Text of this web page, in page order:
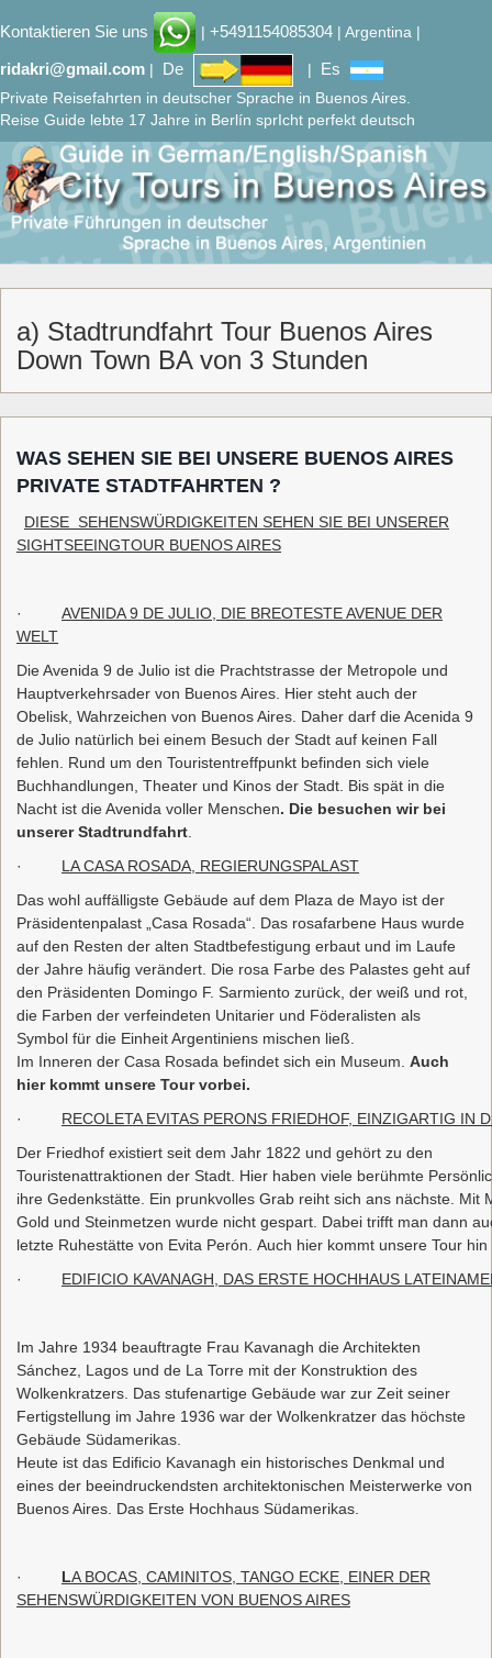
Kontaktieren Sie uns | +5491154085304 | Argentina |
ridakri@gmail.com | De | Es
Private Reisefahrten in deutscher Sprache in Buenos Aires.
Reise Guide lebte 17 Jahre in Berlín sprIcht perfekt deutsch
a) Stadtrundfahrt Tour Buenos Aires
Down Town BA von 3 Stunden
WAS SEHEN SIE BEI UNSERE BUENOS AIRES
PRIVATE STADTFAHRTEN ?
DIESE SEHENSWÜRDIGKEITEN SEHEN SIE BEI UNSERER
SIGHTSEEINGTOUR BUENOS AIRES
·
AVENIDA 9 DE JULIO, DIE BREOTESTE AVENUE DER
WELT
Die Avenida 9 de Julio ist die Prachtstrasse der Metropole und
Hauptverkehrsader von Buenos Aires. Hier steht auch der
Obelisk, Wahrzeichen von Buenos Aires. Daher darf die Acenida 9
de Julio natürlich bei einem Besuch der Stadt auf keinen Fall
fehlen. Rund um den Touristentreffpunkt befinden sich viele
Buchhandlungen, Theater und Kinos der Stadt. Bis spät in die
Nacht ist die Avenida voller Menschen. Die besuchen wir bei
unserer Stadtrundfahrt
· LA CASA ROSADA, REGIERUNGSPALAST
Das wohl auffälligste Gebäude auf dem Plaza de Mayo ist der
Präsidentenpalast „Casa Rosada“. Das rosafarbene Haus wurde
auf den Resten der alten Stadtbefestigung erbaut und im Laufe
der Jahre häufig verändert. Die rosa Farbe des Palastes geht auf
den Präsidenten Domingo F. Sarmiento zurück, der weiß und rot,
die Farben der verfeindeten Unitarier und Föderalisten als
Symbol für die Einheit Argentiniens mischen ließ.
Im Inneren der Casa Rosada befindet sich ein Museum. Auch
hier kommt unsere Tour vorbei.
· RECOLETA EVITAS PERONS FRIEDHOF, EINZIGARTIG IN
Der Friedhof existiert seit dem Jahr 1822 und gehört zu den
Touristenattraktionen der Stadt. Hier haben viele berühmte
ihre Gedenkstätte. Ein prunkvolles Grab reiht sich ans nächste. Mit
Gold und Steinmetzen wurde nicht gespart. Dabei trifft man dann
letzte Ruhestätte von Evita Perón. Auch hier kommt unsere Tour hin
· EDIFICIO KAVANAGH, DAS ERSTE HOCHHAUS
Im Jahre 1934 beauftragte Frau Kavanagh die Architekten
Sánchez, Lagos und de La Torre mit der Konstruktion des
Wolkenkratzers. Das stufenartige Gebäude war zur Zeit seiner
Fertigstellung im Jahre 1936 war der Wolkenkratzer das höchste
Gebäude Südamerikas.
Heute ist das Edificio Kavanagh ein historisches Denkmal und
eines der beeindruckendsten architektonischen Meisterwerke von
Buenos Aires. Das Erste Hochhaus Südamerikas.
· LA BOCAS, CAMINITOS, TANGO ECKE, EINER DER
SEHENSWÜRDIGKEITEN VON BUENOS AIRES